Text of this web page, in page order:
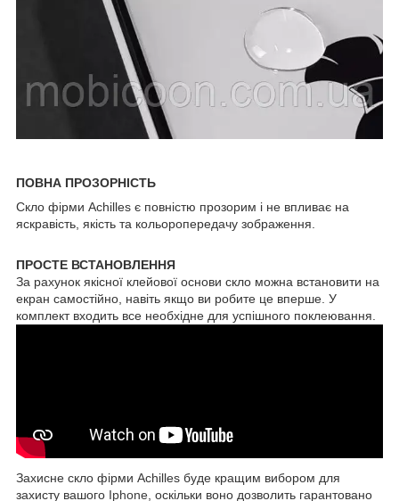
ПОВНА ПРОЗОРНІСТЬ
Скло фірми Achilles є повністю прозорим і не впливає на
яскравість, якість та кольоропередачу зображення.
ПРОСТЕ ВСТАНОВЛЕННЯ
За рахунок якісної клейової основи скло можна встановити на
екран самостійно, навіть якщо ви робите це вперше. У
комплект входить все необхідне для успішного поклеювання.
Захисне скло фірми Achilles буде кращим вибором для
захисту вашого Iphone , оскільки воно дозволить гарантовано